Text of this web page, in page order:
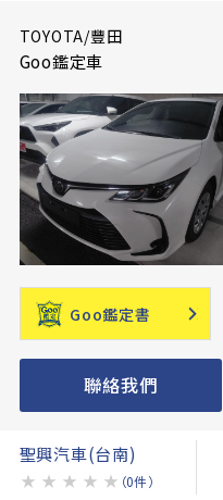
TOYOTA/豐田
Goo鑑定車
Goo鑑定書
聯絡我們
聖興汽車(台南)
★ ★ ★ ★ ★ （0件）